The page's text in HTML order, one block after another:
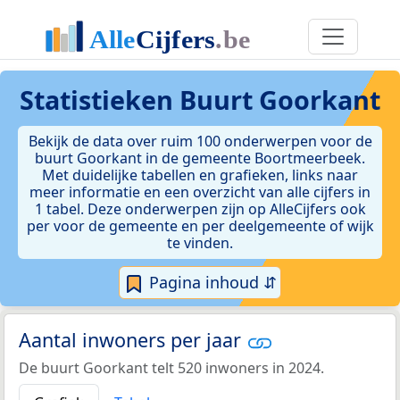
Statistieken Buurt Goorkant
Bekijk de data over ruim 100 onderwerpen voor de
buurt Goorkant in de gemeente Boortmeerbeek.
Met duidelijke tabellen en grafieken, links naar
meer informatie en een overzicht van alle cijfers in
1 tabel. Deze onderwerpen zijn op AlleCijfers ook
per voor de gemeente en per deelgemeente of wijk
te vinden.
Pagina inhoud ⇵
Aantal inwoners per jaar
De buurt Goorkant telt 520 inwoners in 2024.